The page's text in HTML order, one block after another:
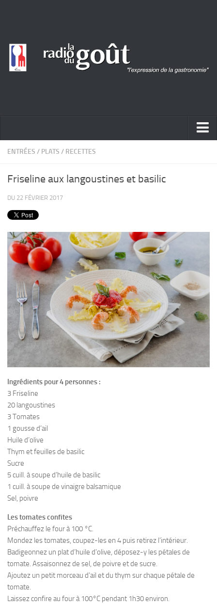
ACTUALITÉ
PRODUITS
RECETTES
Entrées
Plats
Desserts
Sauces
ENTRÉES / PLATS / RECETTES
Friseline aux langoustines et basilic
DU 22 FÉVRIER 2017
Ingrédients pour 4 personnes :
3 Friseline
20 langoustines
3 Tomates
1 gousse d’ail
Huile d’olive
Thym et feuilles de basilic
Sucre
5 cuill. à soupe d’huile de basilic
1 cuill. à soupe de vinaigre balsamique
Sel, poivre
Les tomates confites
Préchauffez le four à 100 °C.
Mondez les tomates, coupez-les en 4 puis retirez l’intérieur.
Badigeonnez un plat d’huile d’olive, déposez-y les pétales de
tomate. Assaisonnez de sel, de poivre et de sucre.
Ajoutez un petit morceau d’ail et du thym sur chaque pétale de
tomate.
Laissez confire au four à 100°C pendant 1h30 environ.